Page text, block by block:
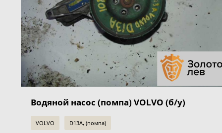
Водяной насос (помпа) VOLVO (б/у)
VOLVO D13A, (помпа)